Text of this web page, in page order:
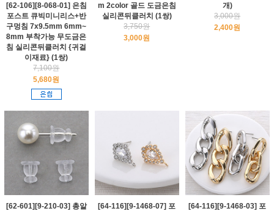
[62-106][8-068-01] 은침
포스트 큐빅미니리스+반
구멍침 7x9.5mm 6mm~
8mm 부착가능 무도금은
침 실리콘뒤클러치 {귀걸
이재료} (1쌍)
7,100원
5,680원
m 2color 골드 도금은침
실리콘뒤클러치 (1쌍)
3,750원
3,000원
개)
3,000원
2,400원
[62-601][9-210-03] 총알
[64-116][9-1468-07] 포
[64-116][9-1468-03] 포